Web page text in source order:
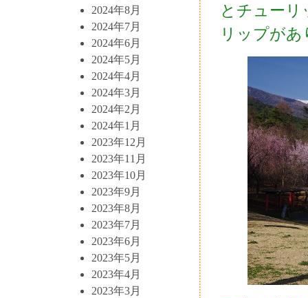
2024年8月
2024年7月
2024年6月
2024年5月
2024年4月
2024年3月
2024年2月
2024年1月
2023年12月
2023年11月
2023年10月
2023年9月
2023年8月
2023年7月
2023年6月
2023年5月
2023年4月
2023年3月
とチュー
リップが